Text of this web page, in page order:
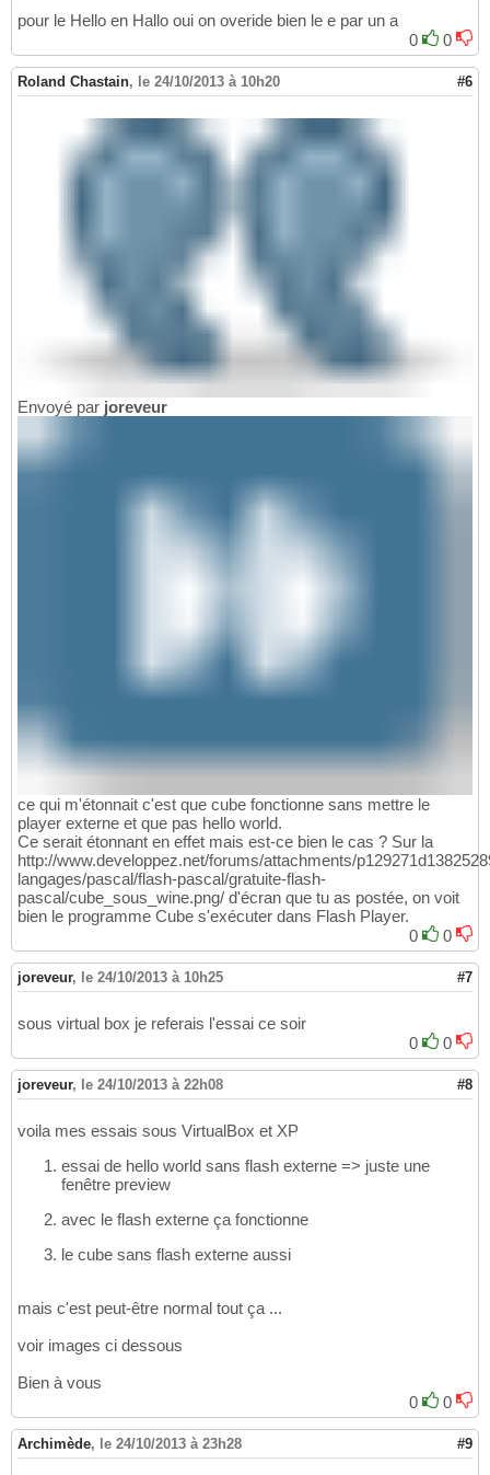
pour le Hello en Hallo oui on overide bien le e par un a
0
0
Roland Chastain, le 24/10/2013 à 10h20 #6
Envoyé par joreveur
ce qui m'étonnait c'est que cube fonctionne sans mettre le
player externe et que pas hello world.
Ce serait étonnant en effet mais est-ce bien le cas ? Sur la
http://www.developpez.net/forums/attachments/
langages/pascal/flash-pascal/gratuite-flash-
pascal/cube_sous_wine.png/ d'écran que tu as postée, on voit
bien le programme Cube s'exécuter dans Flash Player.
0
0
joreveur, le 24/10/2013 à 10h25 #7
sous virtual box je referais l'essai ce soir
0
0
joreveur, le 24/10/2013 à 22h08 #8
voila mes essais sous VirtualBox et XP
essai de hello world sans flash externe => juste une
fenêtre preview
avec le flash externe ça fonctionne
le cube sans flash externe aussi
mais c'est peut-être normal tout ça ...
voir images ci dessous
Bien à vous
0
0
Archimède, le 24/10/2013 à 23h28 #9